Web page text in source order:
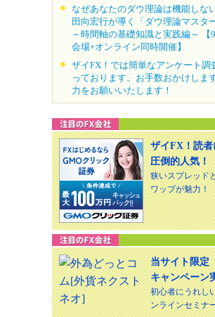
なぜあなたのダウ理論は機能しな
田向宏行が導く「ダウ理論マスタ
～時間軸の基礎知識と実践編～ 【
会場+オンライン同時開催】
ザイFX！では簡単なアンケート調
っております。お手数おかけしま
力をお願いいたします！
ザイFX！読者
圧倒的人気！
狭いスプレッド
ワップが魅力！
当サイト限定
キャンペーン
初心者にうれし
ンラインセミナ